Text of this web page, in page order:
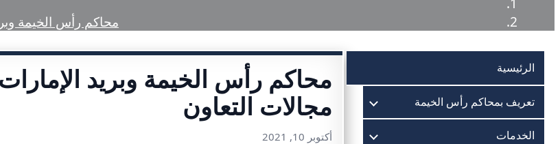
محاكم رأس الخيمة
الرئيسية
تعريف بمحاكم رأس الخيمة
الخدمات
محاكم رأس الخيمة وبريد الإمارات
مجالات التعاون
أكتوبر 10, 2021